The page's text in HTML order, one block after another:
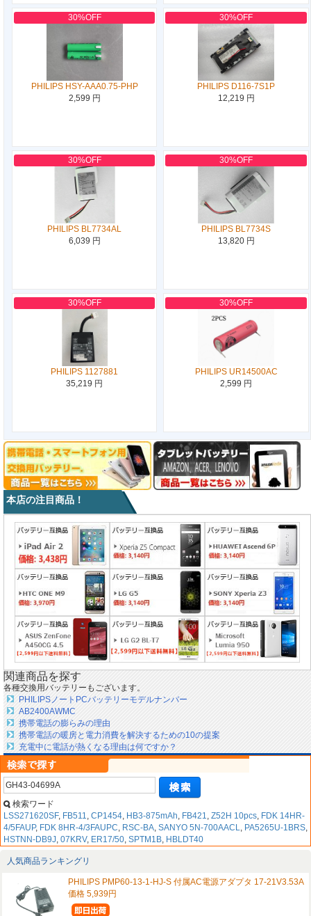
30%OFF
PHILIPS HSY-AAA0.75-PHP
2,599 円
30%OFF
PHILIPS D116-7S1P
12,219 円
30%OFF
PHILIPS BL7734AL
6,039 円
30%OFF
PHILIPS BL7734S
13,820 円
30%OFF
PHILIPS 1127881
35,219 円
30%OFF
PHILIPS UR14500AC
2,599 円
本店の注目商品！
関連商品を探す
各種交換用バッテリーもございます。
PHILIPSノートPCバッテリーモデルナンバー
AB2400AWMC
携帯電話の膨らみの理由
携帯電話の暖房と電力消費を解決するための10の提案
充電中に電話が熱くなる理由は何ですか？
検索ワード
LSS271620SF, FB511 CP1454 HB3-875mAh FB421 Z52H 10pcs FDK 14HR-
4/5FAUP, FDK 8HR-4/3FAUPC RSC-BA SANYO 5N-700AACL PA5265U-1BRS
HSTNN-DB9J 07KRV, ER17/50 SPTM1B HBLDT40
人気商品ランキングリ
PHILIPS PMP60-13-1-HJ-S 付属AC電源アダプタ 17-21V3.53A
価格 5,939円